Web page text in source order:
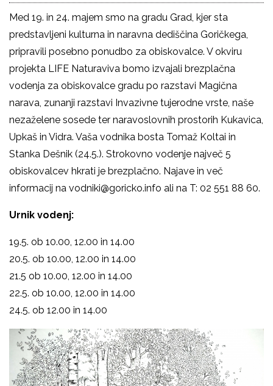
Med 19. in 24. majem smo na gradu Grad, kjer sta
predstavljeni kulturna in naravna dediščina Goričkega,
pripravili posebno ponudbo za obiskovalce. V okviru
projekta LIFE Naturaviva bomo izvajali brezplačna
vodenja za obiskovalce gradu po razstavi Magična
narava, zunanji razstavi Invazivne tujerodne vrste, naše
nezaželene sosede ter naravoslovnih prostorih Kukavica,
Upkaš in Vidra. Vaša vodnika bosta Tomaž Koltai in
Stanka Dešnik (24.5.). Strokovno vodenje največ 5
obiskovalcev hkrati je brezplačno. Najave in več
informacij na vodniki@goricko.info ali na T: 02 551 88 60.
Urnik vodenj:
19.5. ob 10.00, 12.00 in 14.00
20.5. ob 10.00, 12.00 in 14.00
21.5 ob 10.00, 12.00 in 14.00
22.5. ob 10.00, 12.00 in 14.00
24.5. ob 12.00 in 14.00